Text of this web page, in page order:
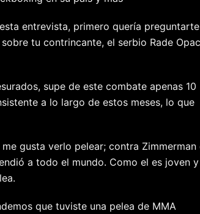
entrevista, primero quería preguntarte
tu contrincante, el serbio Rade
supe de este combate apenas 10
a lo largo de estos meses, lo que
gusta verlo pelear; contra Zimmerman
a todo el mundo. Como el es joven y
que tuviste una pelea de MMA